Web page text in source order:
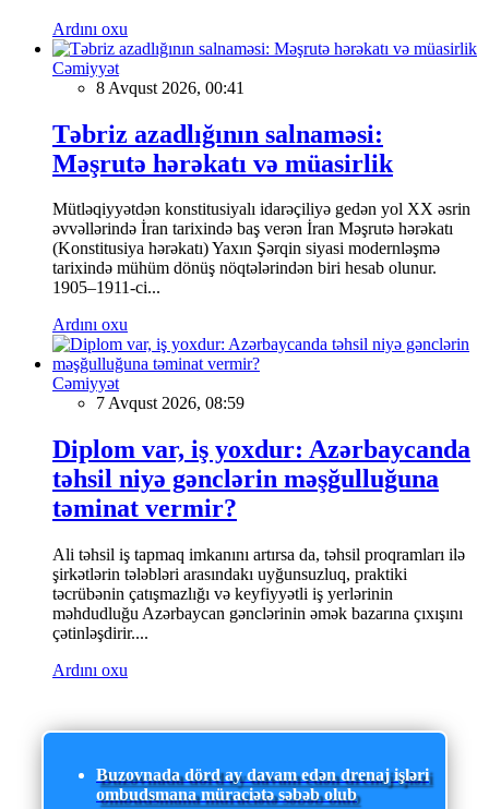
Ardını oxu
Cəmiyyət
8 Avqust 2026, 00:41
Təbriz azadlığının salnaməsi:
Məşrutə hərəkatı və müasirlik
Mütləqiyyətdən konstitusiyalı idarəçiliyə gedən yol XX əsrin
əvvəllərində İran tarixində baş verən İran Məşrutə hərəkatı
(Konstitusiya hərəkatı) Yaxın Şərqin siyasi modernləşmə
tarixində mühüm dönüş nöqtələrindən biri hesab olunur.
1905–1911-ci...
Ardını oxu
Cəmiyyət
7 Avqust 2026, 08:59
Diplom var, iş yoxdur: Azərbaycanda
təhsil niyə gənclərin məşğulluğuna
təminat vermir?
Ali təhsil iş tapmaq imkanını artırsa da, təhsil proqramları ilə
şirkətlərin tələbləri arasındakı uyğunsuzluq, praktiki
təcrübənin çatışmazlığı və keyfiyyətli iş yerlərinin
məhdudluğu Azərbaycan gənclərinin əmək bazarına çıxışını
çətinləşdirir....
Ardını oxu
Buzovnada dörd ay davam edən drenaj işləri
ombudsmana müraciətə səbəb olub